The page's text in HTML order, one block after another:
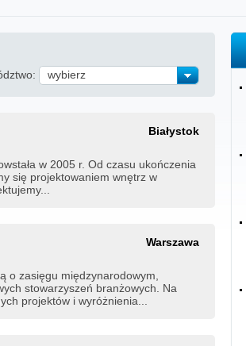
wybierz
Białystok
w 2005 r. Od czasu ukończenia
się projektowaniem wnętrz w
Warszawa
o zasięgu międzynarodowym,
stowarzyszeń branżowych. Na
projektów i wyróżnienia...